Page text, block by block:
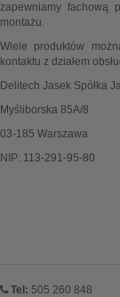
zapewniamy fachową
montażu.
Wiele produktów
kontaktu z działem
Delitech Jasek Spółka
Myśliborska 85A/8
03-185 Warszawa
NIP: 113-291-95-80
Tel: 505 260 848